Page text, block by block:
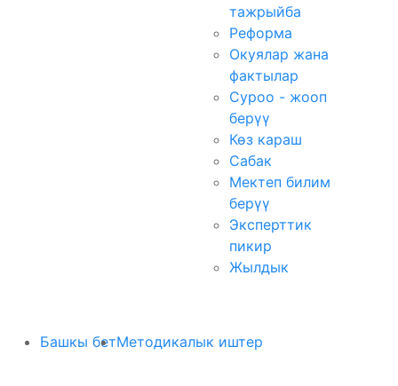
тажрыйба
Реформа
Окуялар жана
фактылар
Суроо - жооп
берүү
Көз караш
Сабак
Мектеп билим
берүү
Эксперттик
пикир
Жылдык
Башкы бетМетодикалык иштер